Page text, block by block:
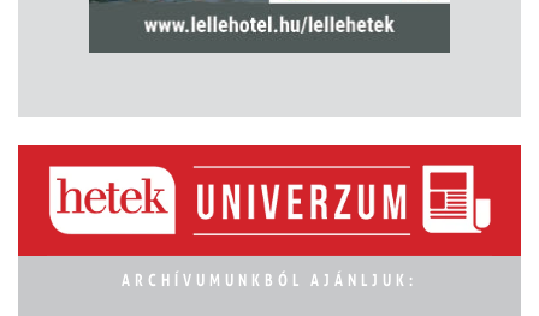
ARCHÍVUMUNKBÓL AJÁNLJUK: